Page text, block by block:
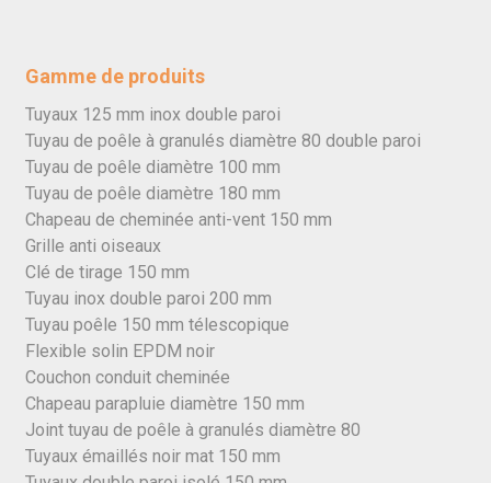
Gamme de produits
Tuyaux 125 mm inox double paroi
Tuyau de poêle à granulés diamètre 80 double paroi
Tuyau de poêle diamètre 100 mm
Tuyau de poêle diamètre 180 mm
Chapeau de cheminée anti-vent 150 mm
Grille anti oiseaux
Clé de tirage 150 mm
Tuyau inox double paroi 200 mm
Tuyau poêle 150 mm télescopique
Flexible solin EPDM noir
Couchon conduit cheminée
Chapeau parapluie diamètre 150 mm
Joint tuyau de poêle à granulés diamètre 80
Tuyaux émaillés noir mat 150 mm